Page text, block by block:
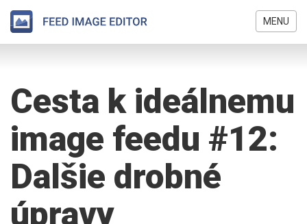
Skočiť
obsah
MENU
tu
Cesta k ideálnemu
image feedu #12:
Dalšie drobné
úpravy